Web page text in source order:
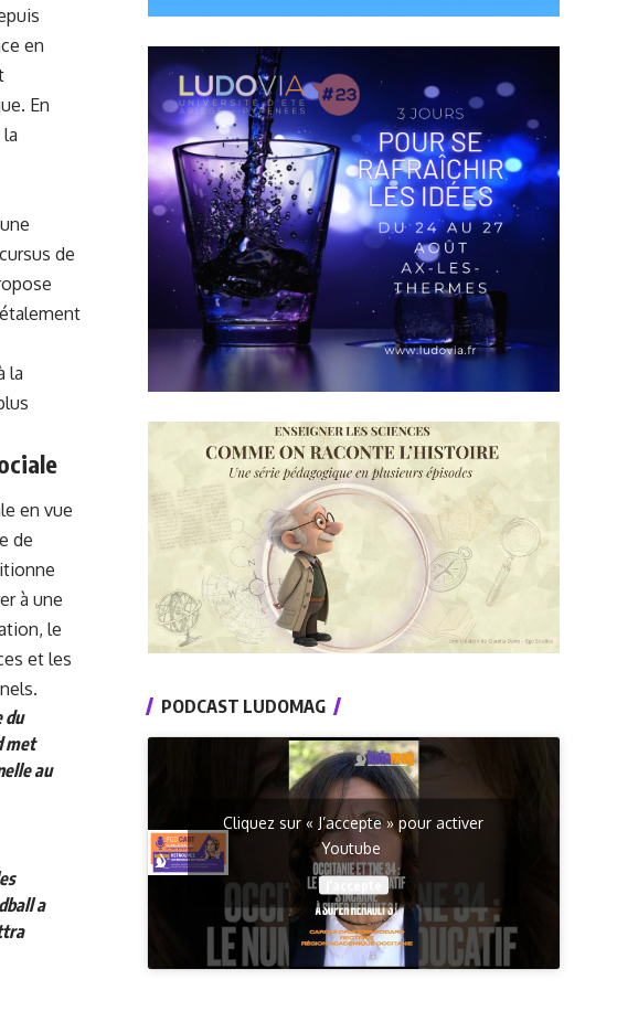
en
En
de
la
en vue
de
à une
le
et les
du
met
au
a
PODCAST LUDOMAG
Cliquez sur « J’accepte » pour activer
Youtube